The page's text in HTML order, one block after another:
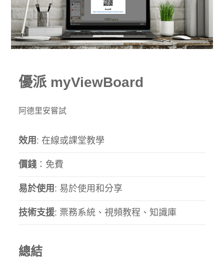
優派 myViewBoard
阿德里安嘗試
效用 : 在線或課堂教學
價錢 ：免費
易於使用 : 易於使用和分享
技術支援: 票務系統、視頻教程、知識庫
總結